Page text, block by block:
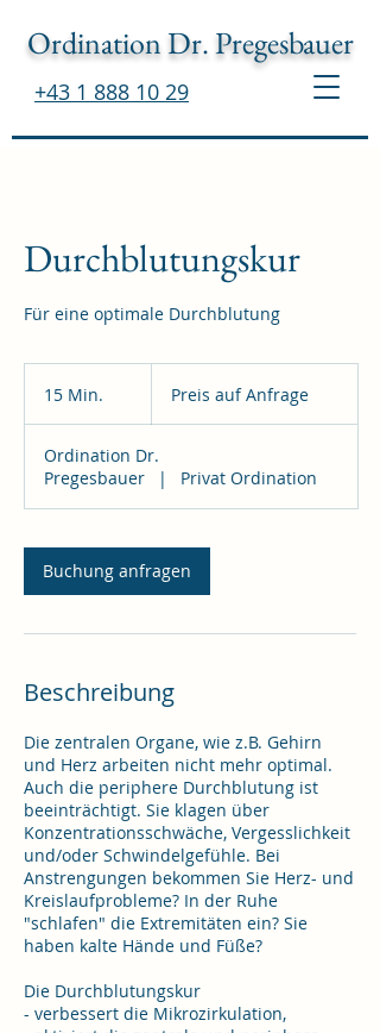
Ordination Dr. Pregesbauer
+43 1 888 10 29
Durchblutungskur
Für eine optimale Durchblutung
15 Min.
i
n
.
Anfrage
Preis auf Anfrage
Ordination Dr.
Pregesbauer
| Privat Ordination
Buchung anfragen
Beschreibung
Die zentralen Organe, wie z.B. Gehirn
und Herz arbeiten nicht mehr optimal.
Auch die periphere Durchblutung ist
beeinträchtigt. Sie klagen über
Konzentrationsschwäche, Vergesslichkeit
und/oder Schwindelgefühle. Bei
Anstrengungen bekommen Sie Herz- und
Kreislaufprobleme? In der Ruhe
"schlafen" die Extremitäten ein? Sie
haben kalte Hände und Füße?
Die Durchblutungskur
- verbessert die Mikrozirkulation,